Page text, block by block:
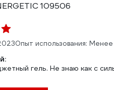
109506
Опыт использования:
гель. Не знаю как с